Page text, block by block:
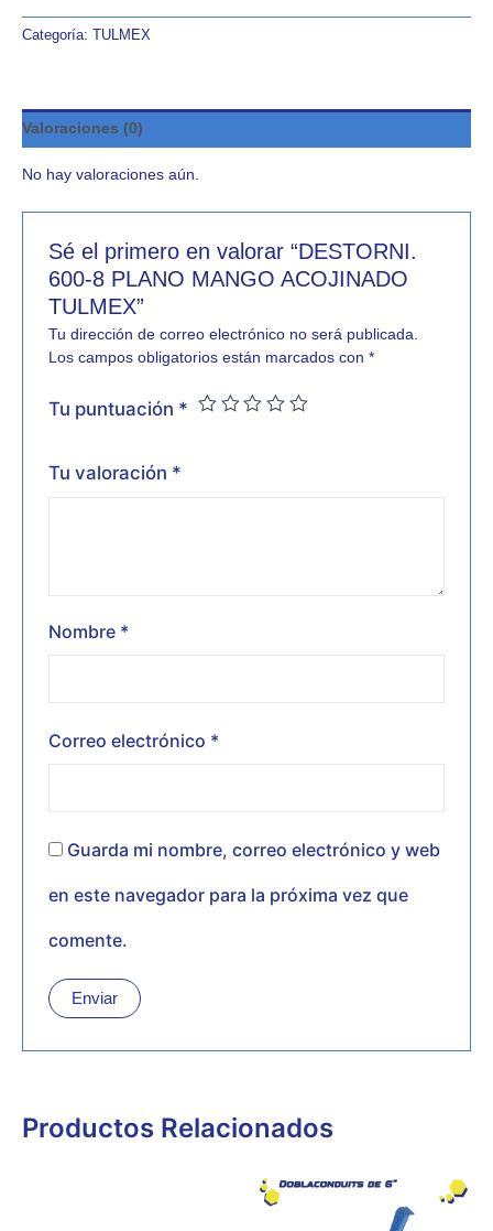
Categoría: TULMEX
Valoraciones (0)
No hay valoraciones aún.
Sé el primero en valorar “DESTORNI.
600-8 PLANO MANGO ACOJINADO
TULMEX”
Tu dirección de correo electrónico no será publicada.
Los campos obligatorios están marcados con*
Tu puntuación *
Tu valoración *
Nombre *
Correo electrónico *
Guarda mi nombre, correo electrónico y web
en este navegador para la próxima vez que
comente.
Productos Relacionados